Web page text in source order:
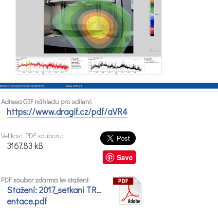
Adresa GIF náhledu pro sdílení:
https://www.dragif.cz/pdf/aVR4
Save
Velikost PDF souboru:
3167.83 kB
PDF soubor zdarma ke stažení:
Stažení: 2017_setkani TR…
entace.pdf